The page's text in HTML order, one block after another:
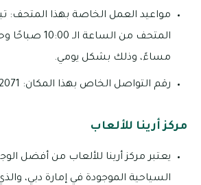
مواعيد العمل الخاصة بهذا المتحف:
مساءً، وذلك بشكل يومي.
رقم التواصل الخاص بهذا المكان: 2071 800.
مركز أرينا للألعاب
يعتبر مركز أرينا للألعاب من أفضل
السياحية الموجودة في إمارة دبي،